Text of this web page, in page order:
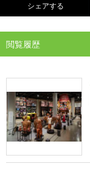
シェアする
閲覧履歴